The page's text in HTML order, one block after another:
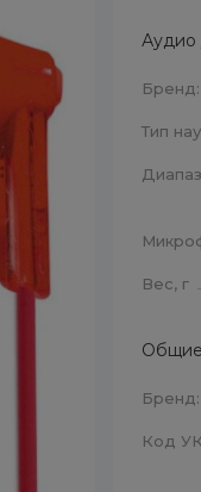
Бренд:
Тип
Вес, г
Общие
Бренд:
Код